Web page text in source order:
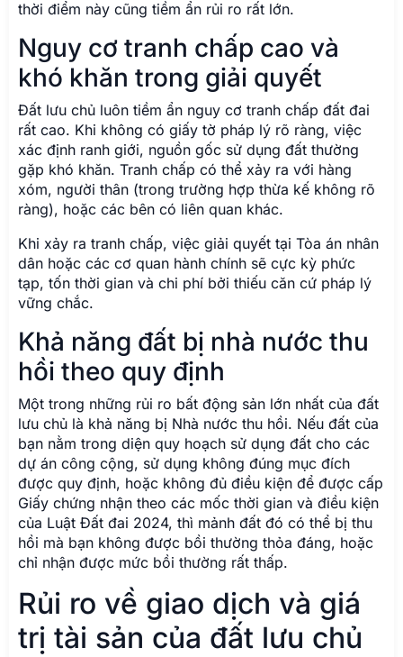
thời điểm này cũng tiềm ẩn rủi ro rất lớn.
Nguy cơ tranh chấp cao và
khó khăn trong giải quyết
Đất lưu chủ luôn tiềm ẩn nguy cơ tranh chấp đất đai
rất cao. Khi không có giấy tờ pháp lý rõ ràng, việc
xác định ranh giới, nguồn gốc sử dụng đất thường
gặp khó khăn. Tranh chấp có thể xảy ra với hàng
xóm, người thân (trong trường hợp thừa kế không rõ
ràng), hoặc các bên có liên quan khác.
Khi xảy ra tranh chấp, việc giải quyết tại Tòa án nhân
dân hoặc các cơ quan hành chính sẽ cực kỳ phức
tạp, tốn thời gian và chi phí bởi thiếu căn cứ pháp lý
vững chắc.
Khả năng đất bị nhà nước thu
hồi theo quy định
Một trong những rủi ro bất động sản lớn nhất của đất
lưu chủ là khả năng bị Nhà nước thu hồi. Nếu đất của
bạn nằm trong diện quy hoạch sử dụng đất cho các
dự án công cộng, sử dụng không đúng mục đích
được quy định, hoặc không đủ điều kiện để được cấp
Giấy chứng nhận theo các mốc thời gian và điều kiện
của Luật Đất đai 2024, thì mảnh đất đó có thể bị thu
hồi mà bạn không được bồi thường thỏa đáng, hoặc
chỉ nhận được mức bồi thường rất thấp.
Rủi ro về giao dịch và giá
trị tài sản của đất lưu chủ